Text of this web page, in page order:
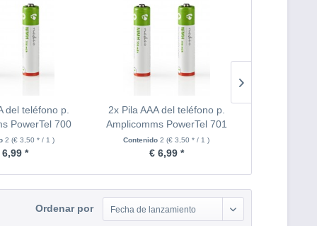
del teléfono p.
PowerTel 700
2 (€ 3,50 * / 1 )
6,99 *
2x Pila AAA del teléfono p.
Amplicomms PowerTel 701
Contenido2(€ 3,50 * / 1 )
€ 6,99 *
Ordenar por Fecha de lanzamiento